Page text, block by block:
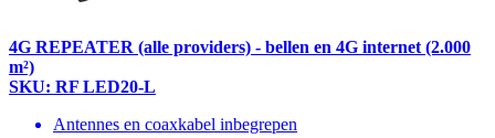
4G REPEATER (alle providers) - bellen en 4G internet (2.000
m²)
SKU: RF LED20-L
Antennes en coaxkabel inbegrepen